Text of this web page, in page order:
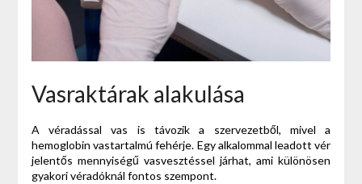
Vasraktárak alakulása
A véradással vas is távozik a szervezetből, mivel a
hemoglobin vastartalmú fehérje. Egy alkalommal leadott vér
jelentős mennyiségű vasvesztéssel járhat, ami különösen
gyakori véradóknál fontos szempont.